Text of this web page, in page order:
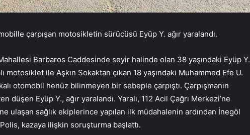
çarpışan motosikletin sürücüsü Eyüp Y. ağır yaralandı.
Barbaros Caddesinde seyir halinde olan 38 yaşındaki Eyüp Y.
motosiklet ile Aşkın Sokaktan çıkan 18 yaşındaki Muhammed Efe U.
otomobil henüz bilinmeyen bir sebeple çarpıştı. Çarpışmanın
Eyüp Y., ağır yaralandı. Yaralı, 112 Acil Çağrı Merkezi’ne
ulaşan sağlık ekiplerince yapılan ilk müdahalenin ardından İnegöl
Polis, kazaya ilişkin soruşturma başlattı.